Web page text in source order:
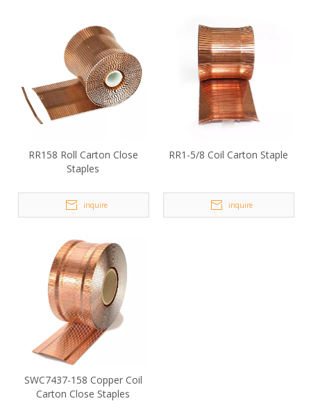
RR158 Roll Carton Close
Staples
inquire
RR1-5/8 Coil Carton Staple
inquire
SWC7437-158 Copper Coil
Carton Close Staples